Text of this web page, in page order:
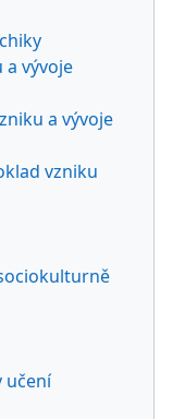
a vývoje
a vývoje
vzniku
učení